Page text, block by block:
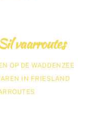
vaarroutes
OP DE WADDENZEE
IN FRIESLAND